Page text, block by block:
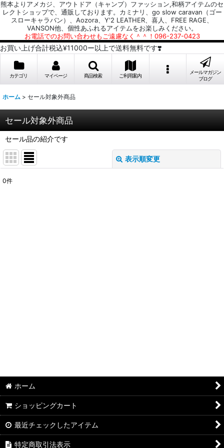
熊本よりアメカジ、アウトドア（キャンプ）ファッション,和柄アイテムのセ
レクトショップで、通販しております。カミナリ、go slow caravan（ゴー
スローキャラバン）、Aozora、Y'2 LEATHER、喜人、FREE RAGE、
VANSON他、個性あふれるアイテムをお楽しみください。
お電話でのお問い合わせもご遠慮なく＾＾！096-237-0423
お買い上げ合計税込¥11000ー以上で送料無料です❣️
カテゴリ マイページ 商品検索 ご利用案内
メールマガジン
ブログ
ホーム > セール対象外商品
セール対象外商品
セール品の紹介です
表示順変更
0件
ホーム
ショッピングカート
最近チェックしたアイテム
特定商取引法表示